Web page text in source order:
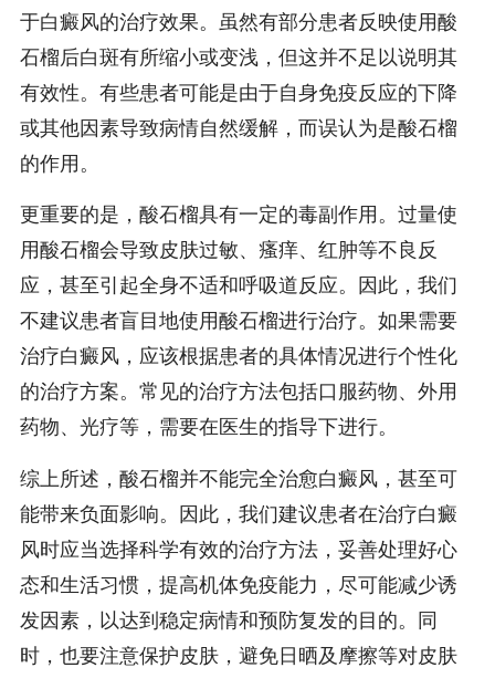
于白癜风的治疗效果。虽然有部分患者反映使用酸
石榴后白斑有所缩小或变浅，但这并不足以说明其
有效性。有些患者可能是由于自身免疫反应的下降
或其他因素导致病情自然缓解，而误认为是酸石榴
的作用。
更重要的是，酸石榴具有一定的毒副作用。过量使
用酸石榴会导致皮肤过敏、瘙痒、红肿等不良反
应，甚至引起全身不适和呼吸道反应。因此，我们
不建议患者盲目地使用酸石榴进行治疗。如果需要
治疗白癜风，应该根据患者的具体情况进行个性化
的治疗方案。常见的治疗方法包括口服药物、外用
药物、光疗等，需要在医生的指导下进行。
综上所述，酸石榴并不能完全治愈白癜风，甚至可
能带来负面影响。因此，我们建议患者在治疗白癜
风时应当选择科学有效的治疗方法，妥善处理好心
态和生活习惯，提高机体免疫能力，尽可能减少诱
发因素，以达到稳定病情和预防复发的目的。同
时，也要注意保护皮肤，避免日晒及摩擦等对皮肤